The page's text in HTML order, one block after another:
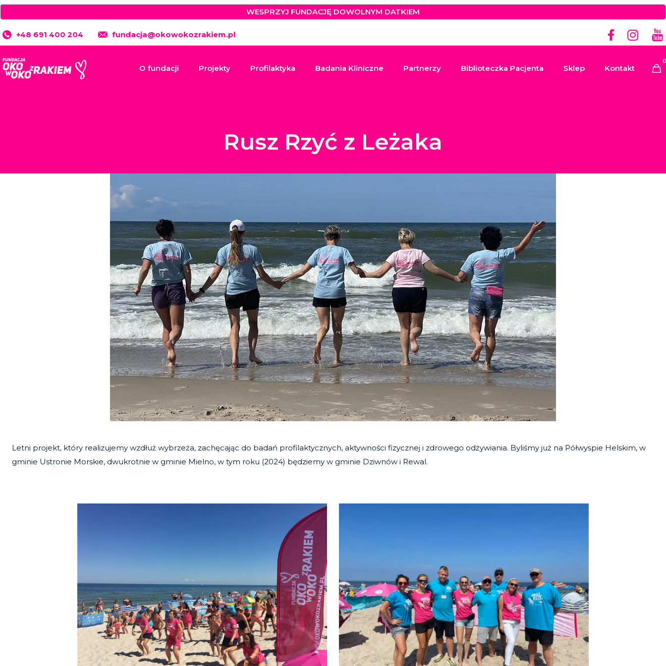
WESPRZYJ FUNDACJĘ DOWOLNYM DATKIEM
+48 691 400 204 fundacja@okowokozrakiem.pl
O fundacji Projekty Profilaktyka Badania Kliniczne Partnerzy Biblioteczka Pacjenta Sklep Kontakt
0
Rusz Rzyć z Leżaka
Letni projekt, który realizujemy wzdłuż wybrzeża, zachęcając do badań profilaktycznych, aktywności fizycznej i zdrowego odżywiania. Byliśmy już na Półwyspie Helskim, w
gminie Ustronie Morskie, dwukrotnie w gminie Mielno, w tym roku (2024) będziemy w gminie Dziwnów i Rewal.